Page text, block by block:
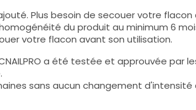
Plus besoin de secouer votre flacon
du produit au minimum 6
votre flacon avant son utilisation.
a été testée et approuvée par
sans aucun changement d'intensité